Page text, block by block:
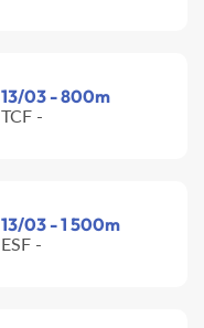
13/03 - 800m
TCF -
13/03 - 1 500m
ESF -